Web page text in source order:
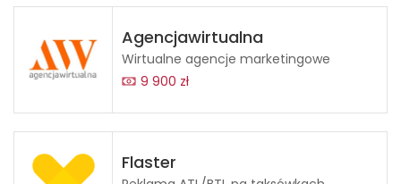
Agencjawirtualna
Wirtualne agencje marketingowe
9 900 zł
Flaster